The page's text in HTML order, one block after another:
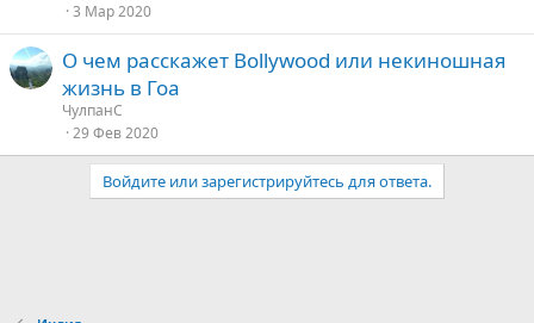
3 Мар 2020
О чем расскажет Bollywood или некиношная
жизнь в Гоа
ЧулпанС
29 Фев 2020
Войдите или зарегистрируйтесь для ответа.